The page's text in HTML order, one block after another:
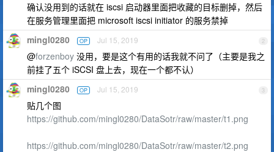
确认没用到的话就在 iscsi 启动器里面把收藏的目标删掉，然后
在服务管理里面把 microsoft iscsi initiator 的服务禁掉
2
mingl0280 OP Jul 15, 2019
@forzenboy 没用，要是这个有用的话我就不问了（主要是我之
前挂了五个 iSCSI 盘上去，现在一个都不认）
3
mingl0280 OP Jul 15, 2019
贴几个图
https://github.com/mingl0280/DataSotr/raw/master/t1.png
https://github.com/mingl0280/DataSotr/raw/master/t2.png